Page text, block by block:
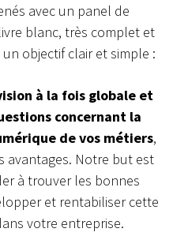
avec un panel de
blanc, très complet et
un objectif clair et simple :
à la fois globale et
concernant la
de vos métiers,
avantages. Notre but est
à trouver les bonnes
et rentabiliser cette
votre entreprise.